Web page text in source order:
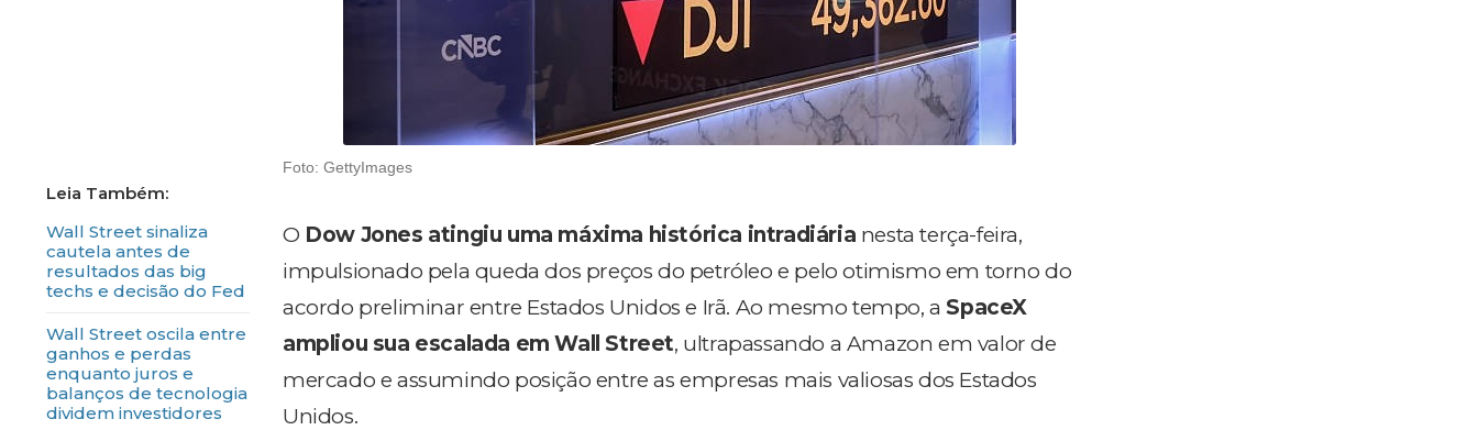
Wall Street sinaliza
cautela antes de
resultados das big
techs e decisão do Fed
Wall Street oscila entre
ganhos e perdas
enquanto juros e
balanços de tecnologia
dividem investidores
Foto: GettyImages
O Dow Jones atingiu uma máxima histórica intradiária nesta terça-feira,
impulsionado pela queda dos preços do petróleo e pelo otimismo em torno do
acordo preliminar entre Estados Unidos e Irã. Ao mesmo tempo, a SpaceX
ampliou sua escalada em Wall Street, ultrapassando a Amazon em valor de
mercado e assumindo posição entre as empresas mais valiosas dos Estados
Unidos.